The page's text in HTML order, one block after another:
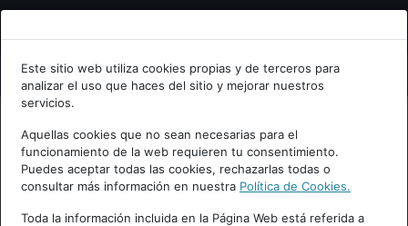
Bienvenid@ a psiquiatria.com
Escribe tu Email
Accede o regístrate con tu email.
Este sitio web utiliza cookies propias y de terceros para
analizar el uso que haces del sitio y mejorar nuestros
servicios.
Aquellas cookies que no sean necesarias para el
funcionamiento de la web requieren tu consentimiento.
Puedes aceptar todas las cookies, rechazarlas todas o
consultar más información en nuestra Política de Cookies.
Toda la información incluida en la Página Web está referida a